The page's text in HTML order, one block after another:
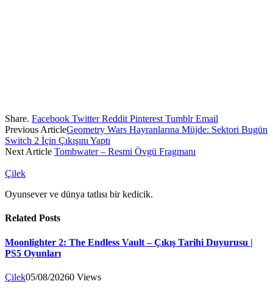
Share. Facebook Twitter Reddit Pinterest Tumblr Email
Previous ArticleGeometry Wars Hayranlarına Müjde: Sektori Bugün
Switch 2 İçin Çıkışını Yaptı
Next Article Tombwater – Resmi Övgü Fragmanı
Çilek
Oyunsever ve dünya tatlısı bir kedicik.
Related Posts
Moonlighter 2: The Endless Vault – Çıkış Tarihi Duyurusu |
PS5 Oyunları
Çilek05/08/20260 Views